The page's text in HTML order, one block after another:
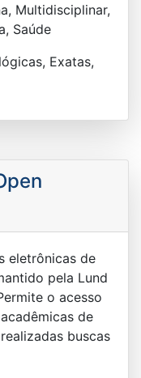
Multidisciplinar,
Saúde
Exatas,
eletrônicas de
pela Lund
o acesso
de
buscas